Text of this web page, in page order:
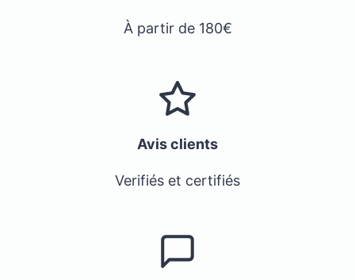
À partir de 180€
Avis clients
Verifiés et certifiés